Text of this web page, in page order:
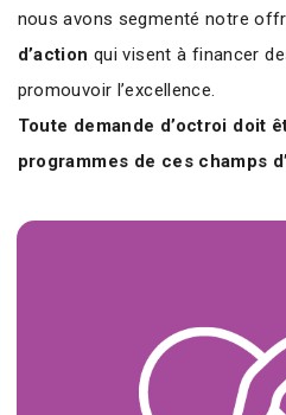
nous avons segmenté notre
d’action qui visent à financer
promouvoir l’excellence.
Toute demande d’octroi doit
programmes de ces champs